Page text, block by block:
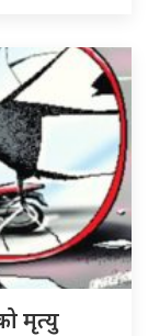
मृत्यु